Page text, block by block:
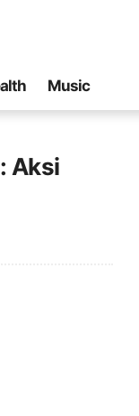
Music
Aksi